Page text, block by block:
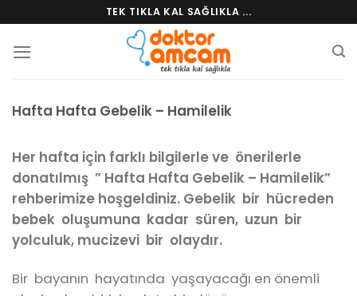
content
TEK TIKLA KAL SAĞLIKLA ...
Hafta Hafta Gebelik – Hamilelik
Her hafta için farklı bilgilerle ve önerilerle
donatılmış ” Hafta Hafta Gebelik – Hamilelik”
rehberimize hoşgeldiniz. Gebelik bir hücreden
bebek oluşumuna kadar süren, uzun bir
yolculuk, mucizevi bir olaydır.
Bir bayanın hayatında yaşayacağı en önemli